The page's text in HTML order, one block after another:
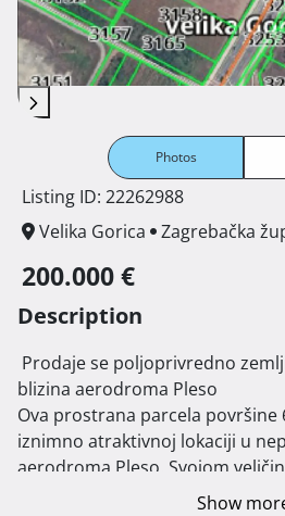
Photos
Listing ID: 22262988
Velika Gorica
Zagrebačka
200.000 €
Description
blizina aerodroma Pleso
Ova prostrana parcela površine
iznimno atraktivnoj lokaciji u
aerodroma Pleso. Svojom
zemljište nudi odličan potencijal
Show